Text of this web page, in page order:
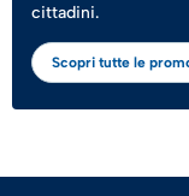
cittadini.
Scopri tutte le